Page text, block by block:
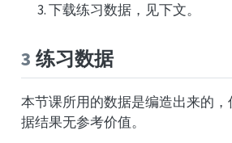
下载练习数据，见下文。
3 练习数据
本节课所用的数据是编造出来的
据结果无参考价值。